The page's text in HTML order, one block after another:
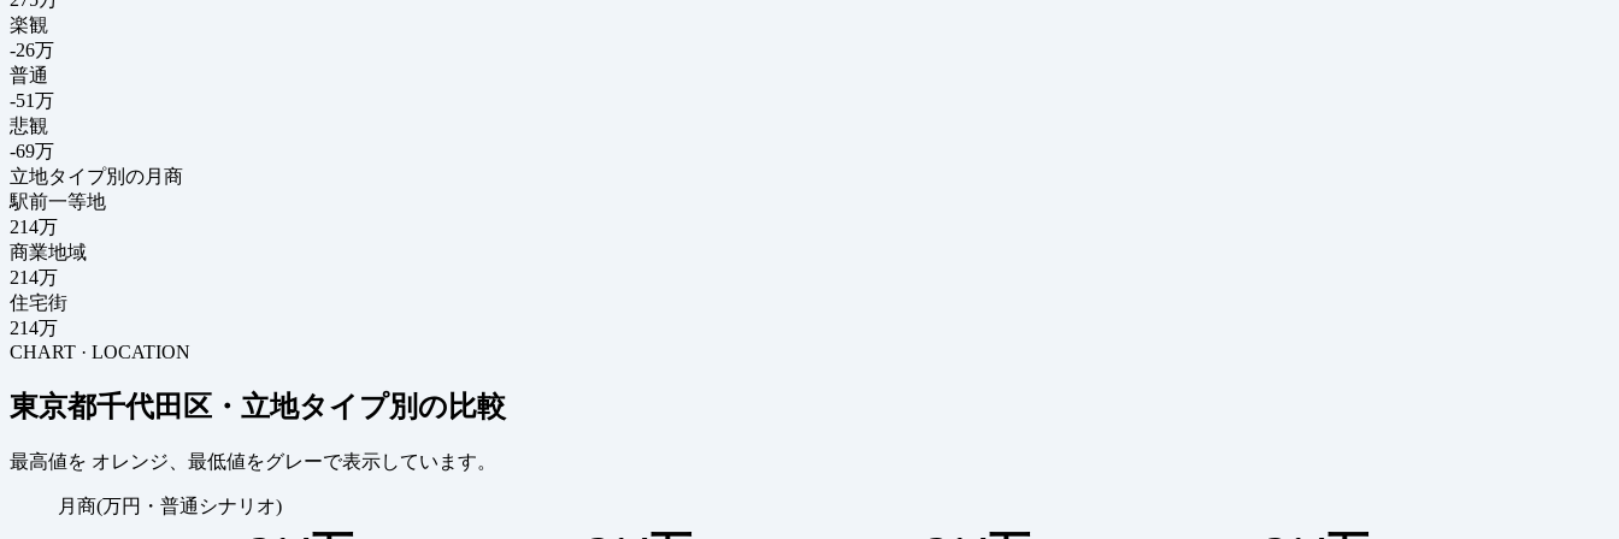
楽観
-26万
普通
-51万
悲観
-69万
立地タイプ別の月商
駅前一等地
214万
商業地域
214万
住宅街
214万
CHART · LOCATION
東京都千代田区・立地タイプ別の比較
最高値を オレンジ 、最低値をグレーで表示しています。
月商(万円・普通シナリオ)